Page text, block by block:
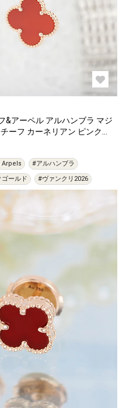
&アーペル アルハンブラ マジ
ーフ カーネリアン ピンクゴ
Arpels
#アルハンブラ
ールド #ヴァンクリ2026